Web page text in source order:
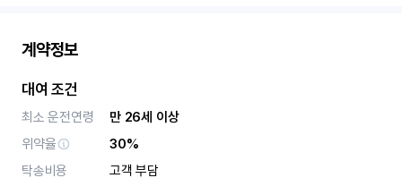
계약정보
대여 조건
최소 운전연령
만 26세 이상
위약율
30%
탁송비용
고객 부담